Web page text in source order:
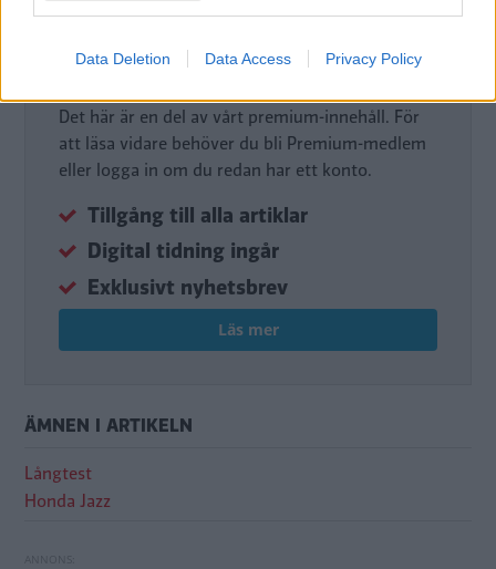
Data Deletion Data Access Privacy Policy
DIGITAL PRENUMERATION
Ta del av allt material – bli
Premium-medlem
Det här är en del av vårt premium-innehåll. För
att läsa vidare behöver du bli Premium-medlem
eller logga in om du redan har ett konto.
Tillgång till alla artiklar
Digital tidning ingår
Exklusivt nyhetsbrev
Läs mer
ÄMNEN I ARTIKELN
Långtest
Honda Jazz